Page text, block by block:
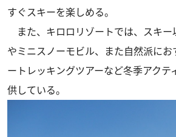
すぐスキーを楽しめる。
また、キロロリゾートでは、スキー
やミニスノーモビル、また自然派に
ートレッキングツアーなど冬季アクテ
供している。